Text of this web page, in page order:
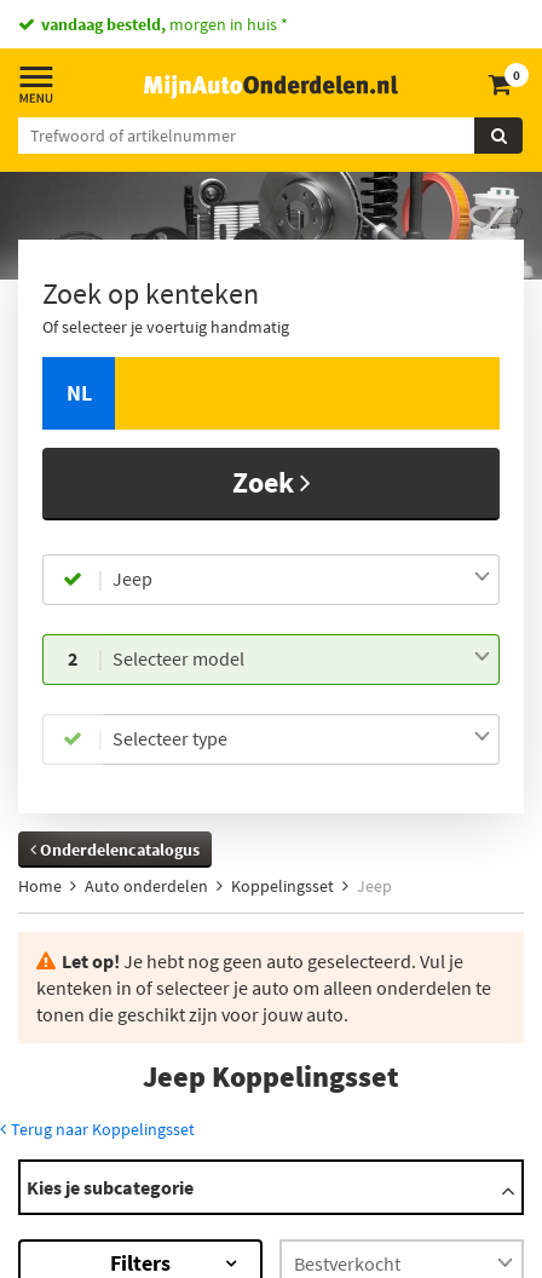
vandaag besteld, morgen in huis *
0
Zoek op kenteken
Of selecteer je voertuig handmatig
NL
Zoek
Jeep
2 Selecteer model
Selecteer type
Onderdelencatalogus
Home
Auto onderdelen Koppelingsset Jeep
Let op! Je hebt nog geen auto geselecteerd. Vul je
kenteken in of selecteer je auto om alleen onderdelen te
tonen die geschikt zijn voor jouw auto.
Jeep Koppelingsset
Terug naar Koppelingsset
Modellen
Cherokee
Cj Serie
Commander
Kies je subcategorie
Filters